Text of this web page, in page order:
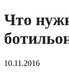
Что
10.11.2016